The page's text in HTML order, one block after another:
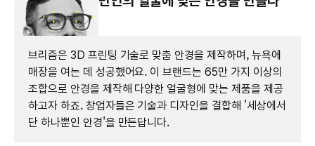
브리즘은 3D 프린팅 기술로 맞춤 안경을 제작하며, 뉴욕에
매장을 여는 데 성공했어요. 이 브랜드는 65만 가지 이상의
조합으로 안경을 제작해 다양한 얼굴형에 맞는 제품을 제공
하고자 하죠. 창업자들은 기술과 디자인을 결합해 '세상에서
단 하나뿐인 안경'을 만든답니다.